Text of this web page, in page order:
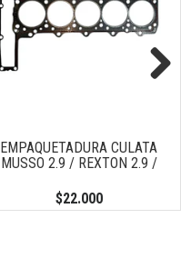
EMPAQUETADURA CULATA
MUSSO 2.9 / REXTON 2.9 /
$22.000